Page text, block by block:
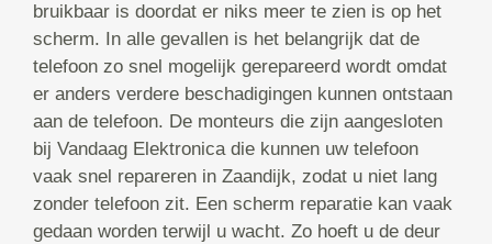
bruikbaar is doordat er niks meer te zien is op het
scherm. In alle gevallen is het belangrijk dat de
telefoon zo snel mogelijk gerepareerd wordt omdat
er anders verdere beschadigingen kunnen ontstaan
aan de telefoon. De monteurs die zijn aangesloten
bij Vandaag Elektronica die kunnen uw telefoon
vaak snel repareren in Zaandijk, zodat u niet lang
zonder telefoon zit. Een scherm reparatie kan vaak
gedaan worden terwijl u wacht. Zo hoeft u de deur